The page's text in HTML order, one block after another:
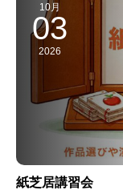
10月
03
2026
紙芝居講習会